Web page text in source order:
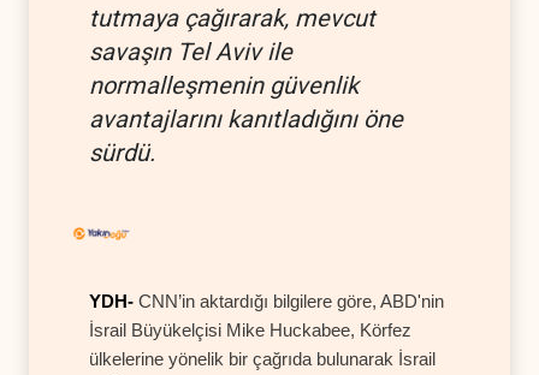
tutmaya çağırarak, mevcut
savaşın Tel Aviv ile
normalleşmenin güvenlik
avantajlarını kanıtladığını öne
sürdü.
YDH- CNN’in aktardığı bilgilere göre, ABD'nin
İsrail Büyükelçisi Mike Huckabee, Körfez
ülkelerine yönelik bir çağrıda bulunarak İsrail